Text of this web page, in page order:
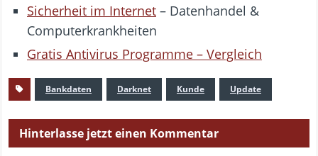
Sicherheit im Internet – Datenhandel &
Computerkrankheiten
Gratis Antivirus Programme – Vergleich
Bankdaten Darknet Kunde Update
Hinterlasse jetzt einen Kommentar